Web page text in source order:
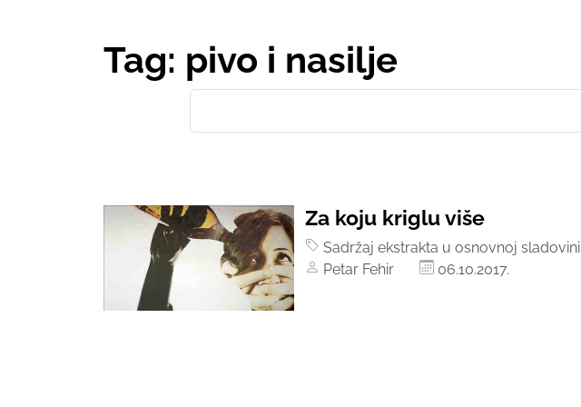
Tag: pivo i nasilje
Za koju kriglu više
Sadržaj ekstrakta u osnovnoj sladovini
Petar Fehir
06.10.2017.